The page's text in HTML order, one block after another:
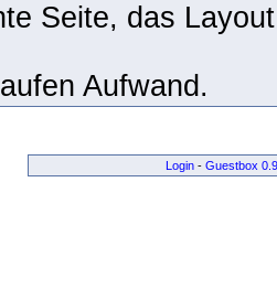
Seite, das
Aufwand.
Login- Guestbox